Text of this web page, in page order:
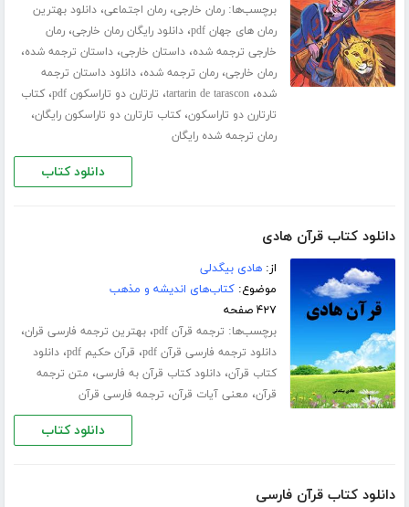
برچسب‌ها:رمان خارجی،رمان اجتماعی،دانلود بهترین
رمان های جهان pdf
،دانلود رایگان رمان خارجی،رمان
خارجی ترجمه شده،داستان خارجی،داستان ترجمه شده،
رمان خارجی،رمان ترجمه شده،دانلود داستان ترجمه
شده،tartarin de tarascon، تارتارن دو تاراسکون pdf ،کتاب
تارتارن دو تاراسکون،کتاب تارتارن دو تاراسکون رایگان،
رمان ترجمه شده رایگان
دانلود کتاب
دانلود کتاب قرآن هادی
از:هادی بیگدلی
موضوع:کتاب‌های اندیشه و مذهب
۴۲۷ صفحه
برچسب‌ها: ترجمه قرآن pdf ،بهترین ترجمه فارسی قران،
دانلود ترجمه فارسی قرآن pdf ، قرآن حکیم pdf ،دانلود
کتاب قرآن،دانلود کتاب قرآن به فارسی، متن ترجمه
قرآن، معنی آیات قرآن، ترجمه فارسی قرآن
دانلود کتاب
دانلود کتاب قرآن فارسی